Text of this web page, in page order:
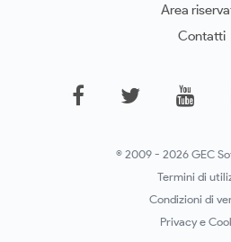
Area
Contatti
© 2009 - 2026 GEC
Termini di
Condizioni di
Privacy e